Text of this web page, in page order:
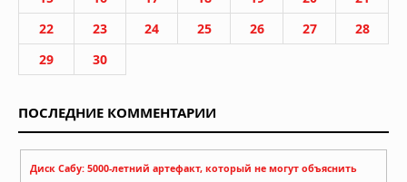
22
23 24 25 26 27
28
29
30
ПОСЛЕДНИЕ КОММЕНТАРИИ
Диск Сабу: 5000-летний артефакт, который не могут объяснить